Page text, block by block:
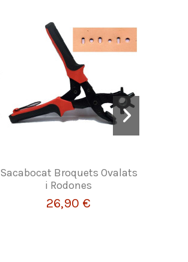
Sacabocat Broquets Ovalats
i Rodones
26,90 €